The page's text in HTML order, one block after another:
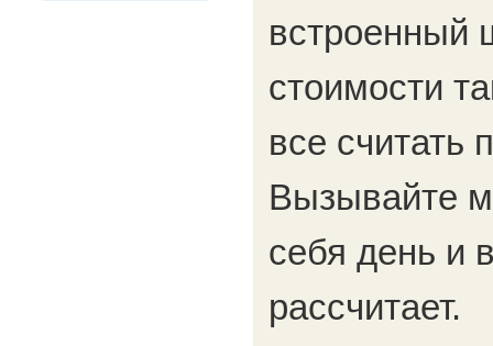
встроенный
стоимости
все считать
Вызывайте
себя день и
рассчитает.